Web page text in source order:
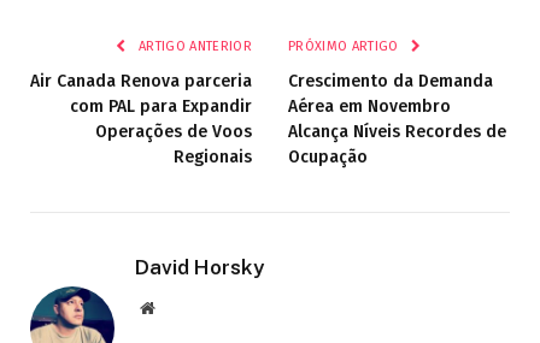
ARTIGO ANTERIOR
Air Canada Renova parceria
com PAL para Expandir
Operações de Voos
Regionais
PRÓXIMO ARTIGO
Crescimento da Demanda
Aérea em Novembro
Alcança Níveis Recordes de
Ocupação
David Horsky
Site